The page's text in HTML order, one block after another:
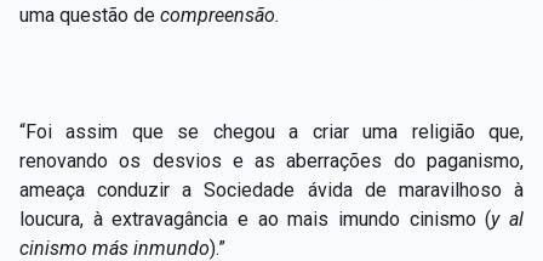
uma questão de compreensão.
“Foi assim que se chegou a criar uma religião que,
renovando os desvios e as aberrações do paganismo,
ameaça conduzir a Sociedade ávida de maravilhoso à
loucura, à extravagância e ao mais imundo cinismo (y al
cinismo más inmundo).”